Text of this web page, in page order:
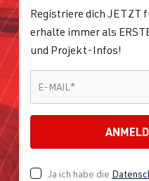
Registriere dich JETZT
erhalte immer als
und Projekt-Infos!
E-MAIL *
Ja ich habe die